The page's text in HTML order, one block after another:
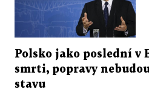
Polsko jako poslední v
smrti, popravy
stavu